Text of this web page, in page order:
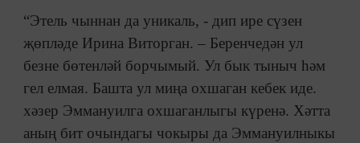
“Этель чыннан да уникаль, - дип ире сүзен
җөпләде Ирина Виторган. – Беренчедән ул
безне бөтенләй борчымый. Ул бык тыныч һәм
гел елмая. Башта ул миңа охшаган кебек иде.
хәзер Эммануилга охшаганлыгы күренә. Хәтта
аның бит очындагы чокыры да Эммануилныкы